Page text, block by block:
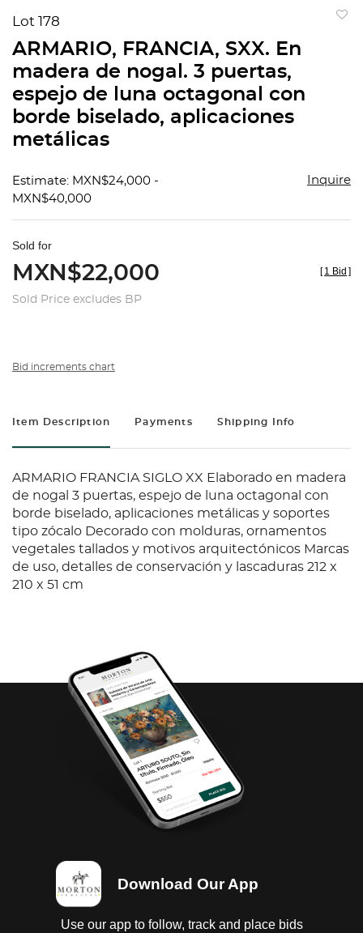
Lot 178
ARMARIO, FRANCIA, SXX. En
madera de nogal. 3 puertas,
espejo de luna octagonal con
borde biselado, aplicaciones
metálicas
Estimate: MXN$24,000 -
MXN$40,000
Inquire
Sold for
MXN$22,000
Sold Price excludes BP
[ 1 Bid ]
Bid increments chart
Item Description Payments Shipping Info
ARMARIO FRANCIA SIGLO XX Elaborado en madera
de nogal 3 puertas, espejo de luna octagonal con
borde biselado, aplicaciones metálicas y soportes
tipo zócalo Decorado con molduras, ornamentos
vegetales tallados y motivos arquitectónicos Marcas
de uso, detalles de conservación y lascaduras 212 x
210 x 51 cm
Download Our App
Use our app to follow, track and place bids